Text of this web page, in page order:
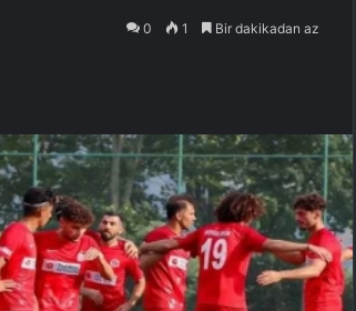
0 1 Bir dakikadan az